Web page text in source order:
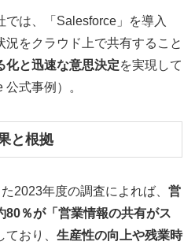
は、「Salesforce」を導入
況をクラウド上で共有すること
化と迅速な意思決定を実現して
式事例）。
と根拠
2023年度の調査によれば、 営
80％が「営業情報の共有がス
ており、 生産性の向上や残業時